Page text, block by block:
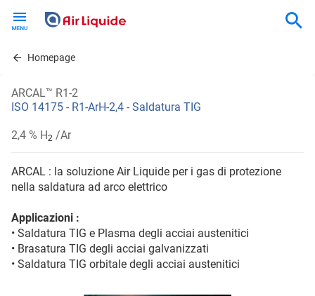
contentHomepage
ARCAL™ R1-2
ISO 14175 - R1-ArH-2,4 - Saldatura TIG
2,4 % H2 /Ar
ARCAL : la soluzione Air Liquide per i gas di protezione
nella saldatura ad arco elettrico
Applicazioni :
• Saldatura TIG e Plasma degli acciai austenitici
• Brasatura TIG degli acciai galvanizzati
• Saldatura TIG orbitale degli acciai austenitici